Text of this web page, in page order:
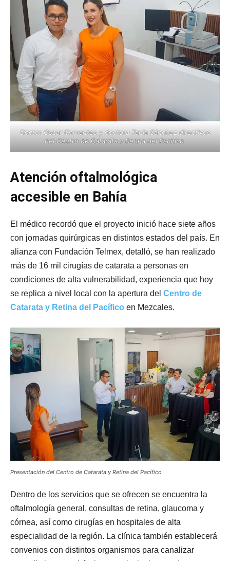
Doctor Oscar Cervantes y doctora Tania Sánchez directivos
del Centro de Catarata y Retina del Pacífico.
Atención oftalmológica
accesible en Bahía
El médico recordó que el proyecto inició hace siete años
con jornadas quirúrgicas en distintos estados del país. En
alianza con Fundación Telmex, detalló, se han realizado
más de 16 mil cirugías de catarata a personas en
condiciones de alta vulnerabilidad, experiencia que hoy
se replica a nivel local con la apertura del Centro de
Catarata y Retina del Pacífico en Mezcales.
Presentación del Centro de Catarata y Retina del Pacífico
Dentro de los servicios que se ofrecen se encuentra la
oftalmología general, consultas de retina, glaucoma y
córnea, así como cirugías en hospitales de alta
especialidad de la región. La clínica también establecerá
convenios con distintos organismos para canalizar